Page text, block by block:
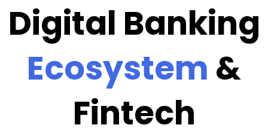
Digital Banking
Ecosystem &
Fintech